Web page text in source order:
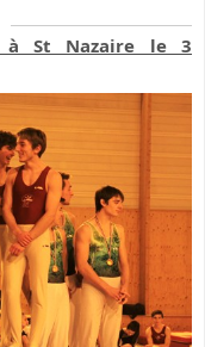
à St Nazaire le 3